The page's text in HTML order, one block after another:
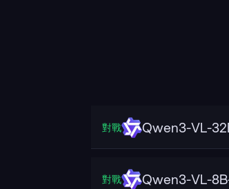
對戰 Qwen3-VL-
對戰 Qwen3-VL-